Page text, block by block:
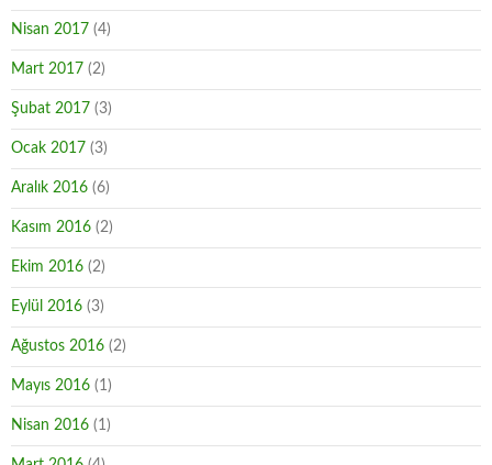
Nisan 2017 (4)
Mart 2017 (2)
Şubat 2017 (3)
Ocak 2017 (3)
Aralık 2016 (6)
Kasım 2016 (2)
Ekim 2016 (2)
Eylül 2016 (3)
Ağustos 2016 (2)
Mayıs 2016 (1)
Nisan 2016 (1)